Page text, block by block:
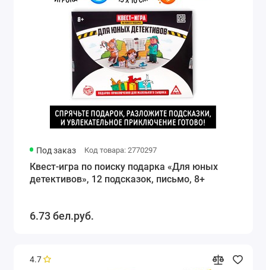
Под заказ Код товара: 2770297
Квест-игра по поиску подарка «Для юных
детективов», 12 подсказок, письмо, 8+
6.73 бел.руб.
4.7